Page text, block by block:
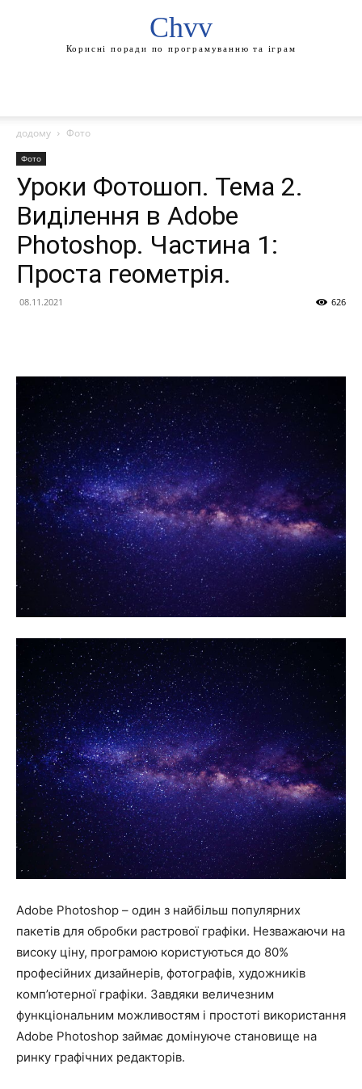
Chvv
Корисні поради по програмуванню та іграм
додому Фото
Фото
Уроки Фотошоп. Тема 2.
Виділення в Adobe
Photoshop. Частина 1:
Проста геометрія.
08.11.2021 626
Adobe Photoshop – один з найбільш популярних
пакетів для обробки растрової графіки. Незважаючи на
високу ціну, програмою користуються до 80%
професійних дизайнерів, фотографів, художників
комп’ютерної графіки. Завдяки величезним
функціональним можливостям і простоті використання
Adobe Photoshop займає домінуюче становище на
ринку графічних редакторів.